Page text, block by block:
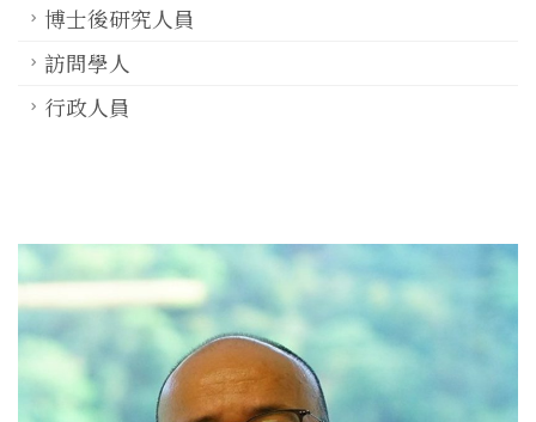
博士後研究人員
訪問學人
行政人員